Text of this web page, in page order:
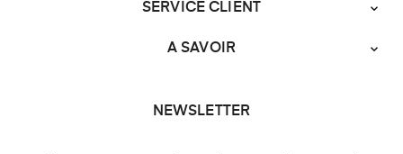
SERVICE CLIENT 
A SAVOIR 
NEWSLETTER